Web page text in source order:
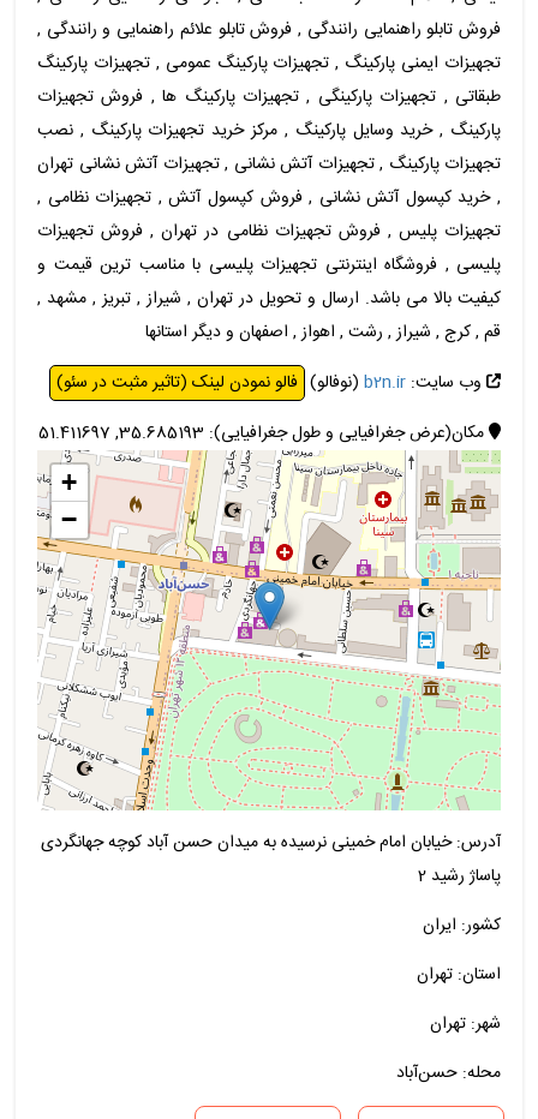
فروش تابلو راهنمایی رانندگی , فروش تابلو علائم راهنمایی و رانندگی ,
تجهیزات ایمنی پارکینگ , تجهیزات پارکینگ عمومی , تجهیزات پارکینگ
طبقاتی , تجهیزات پارکینگی , تجهیزات پارکینگ ها , فروش تجهیزات
پارکینگ , خرید وسایل پارکینگ , مرکز خرید تجهیزات پارکینگ , نصب
تجهیزات پارکینگ , تجهیزات آتش نشانی , تجهیزات آتش نشانی تهران
, خرید کپسول آتش نشانی , فروش کپسول آتش , تجهیزات نظامی ,
تجهیزات پلیس , فروش تجهیزات نظامی در تهران , فروش تجهیزات
پلیسی , فروشگاه اینترنتی تجهیزات پلیسی با مناسب ترین قیمت و
کیفیت بالا می باشد. ارسال و تحویل در تهران , شیراز , تبریز , مشهد ,
قم , کرج , شیراز , رشت , اهواز , اصفهان و دیگر استانها
وب سایت:b2n.ir (نوفالو) فالو نمودن لینک (تاثیر مثبت در سئو)
مکان(عرض جغرافیایی و طول جغرافیایی): 35.685193, 51.411697
+
−
آدرس: خیابان امام خمینی نرسیده به میدان حسن آباد کوچه جهانگردی
پاساژ رشید 2
کشور: ایران
استان: تهران
شهر: تهران
محله: حسن‌آباد